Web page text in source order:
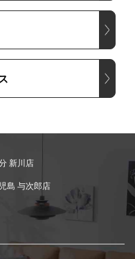
新川店
島 与次郎店